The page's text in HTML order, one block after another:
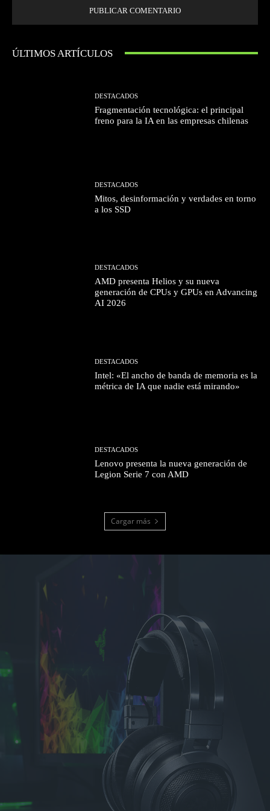
ÚLTIMOS ARTÍCULOS
DESTACADOS
Fragmentación tecnológica: el principal
freno para la IA en las empresas chilenas
DESTACADOS
Mitos, desinformación y verdades en torno
a los SSD
DESTACADOS
AMD presenta Helios y su nueva
generación de CPUs y GPUs en Advancing
AI 2026
DESTACADOS
Intel: «El ancho de banda de memoria es la
métrica de IA que nadie está mirando»
DESTACADOS
Lenovo presenta la nueva generación de
Legion Serie 7 con AMD
Cargar más